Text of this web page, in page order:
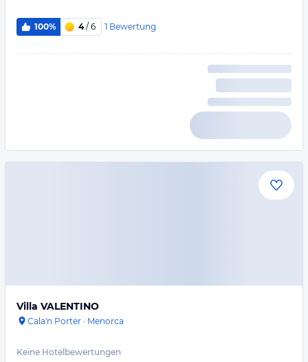
100% 4/ 6 1 Bewertung
Villa VALENTINO
Cala'n Porter · Menorca
Keine Hotelbewertungen